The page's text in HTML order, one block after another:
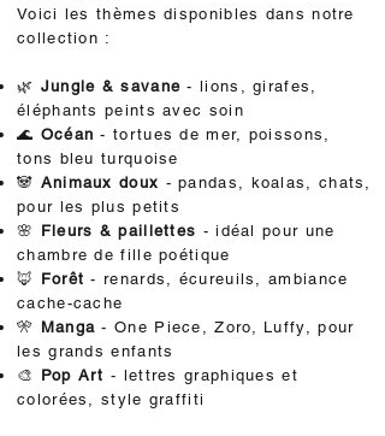
Voici les thèmes disponibles dans notre
collection :
🌿 Jungle & savane - lions, girafes,
éléphants peints avec soin
🌊 Océan - tortues de mer, poissons,
tons bleu turquoise
🐼 Animaux doux - pandas, koalas, chats,
pour les plus petits
🌸 Fleurs & paillettes - idéal pour une
chambre de fille poétique
🦊 Forêt - renards, écureuils, ambiance
cache-cache
🎌 Manga - One Piece, Zoro, Luffy, pour
les grands enfants
🎨 Pop Art- lettres graphiques et
colorées, style graffiti